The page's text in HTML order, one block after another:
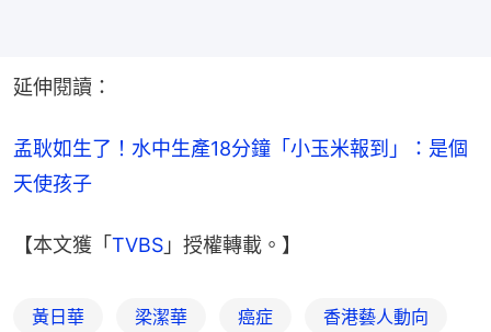
延伸閱讀：
孟耿如生了！水中生產18分鐘「小玉米報到」：是個
天使孩子
【本文獲「TVBS 」授權轉載。】
黃日華 梁潔華 癌症 香港藝人動向